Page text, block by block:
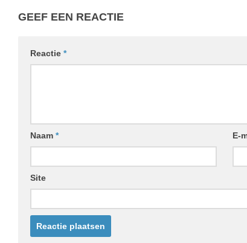
GEEF EEN REACTIE
Reactie *
Naam * E-
Site